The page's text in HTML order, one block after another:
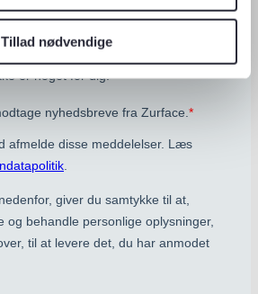
Tillad nødvendige